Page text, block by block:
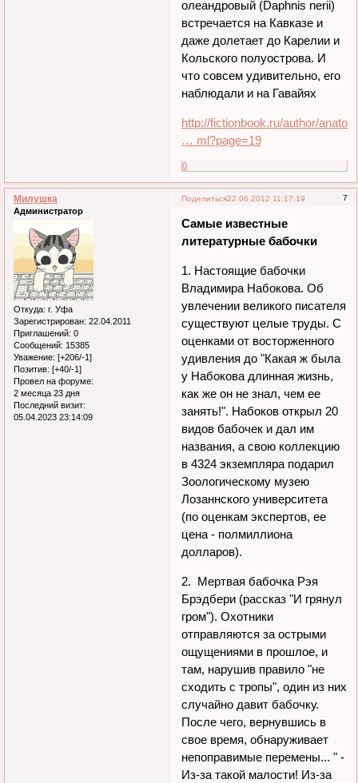
олеандровый (Daphnis nerii)
встречается на Кавказе и
даже долетает до Карелии и
Кольского полуострова. И
что совсем удивительно, его
наблюдали и на Гавайях
http://fictionbook.ru/author/
… ml?page=19
0
Поделиться 7
22.06.2012 11:17:19
Милушка
Администратор
Откуда: г. Уфа
Зарегистрирован: 22.04.2011
Приглашений: 0
Сообщений: 15385
Уважение: [+206/-1]
Позитив: [+40/-1]
Провел на форуме:
2 месяца 23 дня
Последний визит:
05.04.2023 23:14:09
Самые известные
литературные бабочки
1. Настоящие бабочки
Владимира Набокова. Об
увлечении великого писателя
существуют целые труды. С
оценками от восторженного
удивления до "Какая ж была
у Набокова длинная жизнь,
как же он не знал, чем ее
занять!". Набоков открыл 20
видов бабочек и дал им
названия, а свою коллекцию
в 4324 экземпляра подарил
Зоологическому музею
Лозаннского университета
(по оценкам экспертов, ее
цена - полмиллиона
долларов).
2. Мертвая бабочка Рэя
Брэдбери (рассказ "И грянул
гром"). Охотники
отправляются за острыми
ощущениями в прошлое, и
там, нарушив правило "не
сходить с тропы", один из них
случайно давит бабочку.
После чего, вернувшись в
свое время, обнаруживает
непоправимые перемены... " -
Из-за такой малости! Из-за